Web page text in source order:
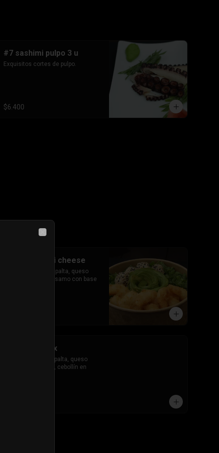
#7 sashimi pulpo 3 u
Exquisitos cortes de pulpo.
$6.400
#63 gohan ebi cheese
Camarón tempura, palta, queso
crema, cebollín, sésamo con base
#66 gohan mix
Salmón, camarón, palta, queso
crema, champiñón, cebollín en